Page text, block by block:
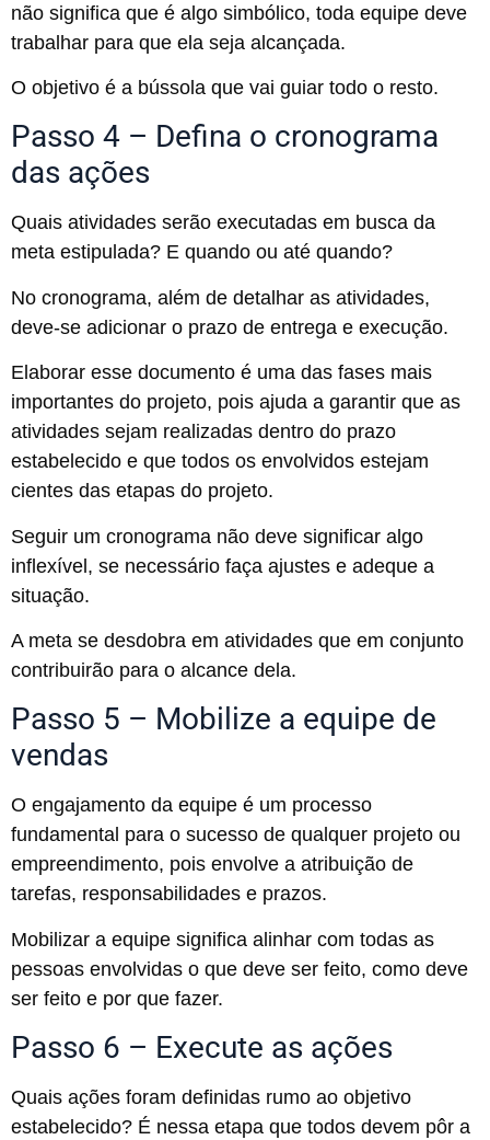
não significa que é algo simbólico, toda equipe deve
trabalhar para que ela seja alcançada.
O objetivo é a bússola que vai guiar todo o resto.
Passo 4 – Defina o cronograma
das ações
Quais atividades serão executadas em busca da
meta estipulada? E quando ou até quando?
No cronograma, além de detalhar as atividades,
deve-se adicionar o prazo de entrega e execução.
Elaborar esse documento é uma das fases mais
importantes do projeto, pois ajuda a garantir que as
atividades sejam realizadas dentro do prazo
estabelecido e que todos os envolvidos estejam
cientes das etapas do projeto.
Seguir um cronograma não deve significar algo
inflexível, se necessário faça ajustes e adeque a
situação.
A meta se desdobra em atividades que em conjunto
contribuirão para o alcance dela.
Passo 5 – Mobilize a equipe de
vendas
O engajamento da equipe é um processo
fundamental para o sucesso de qualquer projeto ou
empreendimento, pois envolve a atribuição de
tarefas, responsabilidades e prazos.
Mobilizar a equipe significa alinhar com todas as
pessoas envolvidas o que deve ser feito, como deve
ser feito e por que fazer.
Passo 6 – Execute as ações
Quais ações foram definidas rumo ao objetivo
estabelecido? É nessa etapa que todos devem pôr a